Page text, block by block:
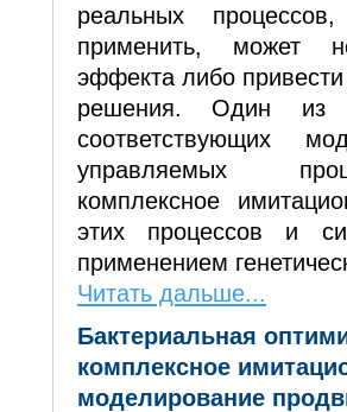
реальных
применить, может
эффекта либо
решения. Один из
соответствующих
управляемых
комплексное
этих процессов и
применением
Читать дальше...
Бактериальная
комплексное
моделирование